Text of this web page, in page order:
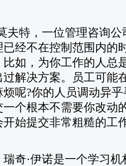
特，一位管理咨询公
已经不在控制范围内的
如，为你工作的人总
解决方案。员工可能
呢?你的人员调动异
个根本不需要你改动
始提交非常粗糙的工
·伊诺是一个学习机